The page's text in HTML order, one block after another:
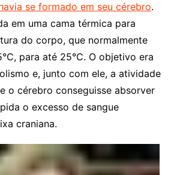
se formado em seu cérebro.
em uma cama térmica para
do corpo, que normalmente
para até 25°C. O objetivo era
e, junto com ele, a atividade
o cérebro conseguisse absorver
o excesso de sangue
craniana.